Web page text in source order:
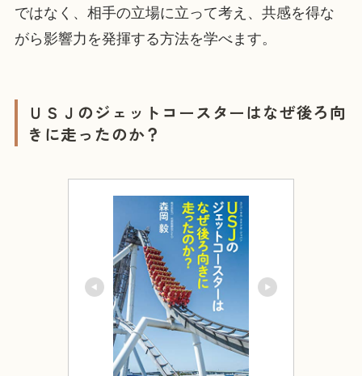
ではなく、相手の立場に立って考え、共感を得な
がら影響力を発揮する方法を学べます。
ＵＳＪのジェットコースターはなぜ後ろ向
きに走ったのか？